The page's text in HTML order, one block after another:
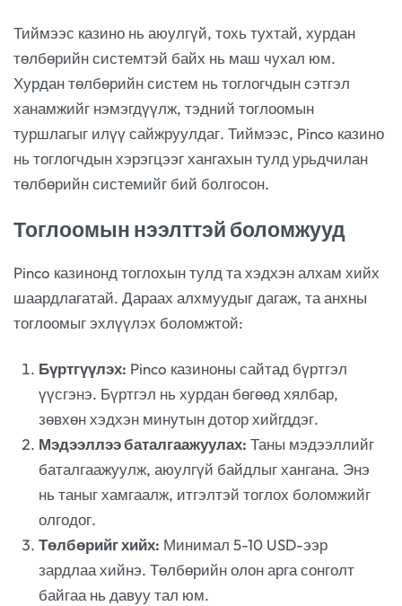
Тиймээс казино нь аюулгүй, тохь тухтай, хурдан
төлбөрийн системтэй байх нь маш чухал юм.
Хурдан төлбөрийн систем нь тоглогчдын сэтгэл
ханамжийг нэмэгдүүлж, тэдний тоглоомын
туршлагыг илүү сайжруулдаг. Тиймээс, Pinco казино
нь тоглогчдын хэрэгцээг хангахын тулд урьдчилан
төлбөрийн системийг бий болгосон.
Тоглоомын нээлттэй боломжууд
Pinco казинонд тоглохын тулд та хэдхэн алхам хийх
шаардлагатай. Дараах алхмуудыг дагаж, та анхны
тоглоомыг эхлүүлэх боломжтой:
Бүртгүүлэх: Pinco казиноны сайтад бүртгэл
үүсгэнэ. Бүртгэл нь хурдан бөгөөд хялбар,
зөвхөн хэдхэн минутын дотор хийгддэг.
Мэдээллээ баталгаажуулах: Таны мэдээллийг
баталгаажуулж, аюулгүй байдлыг хангана. Энэ
нь таныг хамгаалж, итгэлтэй тоглох боломжийг
олгодог.
Төлбөрийг хийх: Минимал 5-10 USD-ээр
зардлаа хийнэ. Төлбөрийн олон арга сонголт
байгаа нь давуу тал юм.